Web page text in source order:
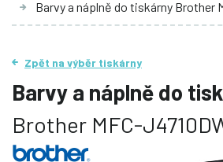
Barvy a náplně do tiskárny Brother
Zpět na výběr tiskárny
Barvy a náplně do
Brother MFC-